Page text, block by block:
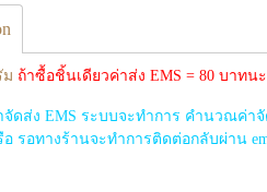
ม ถ้าซื้อชิ้นเดียวค่าส่ง EMS = 80 บาทน
ดส่ง EMS ระบบจะทำการ คำนวณค่า
รอทางร้านจะทำการติดต่อกลับผ่าน